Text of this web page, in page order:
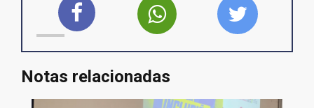
Notas relacionadas